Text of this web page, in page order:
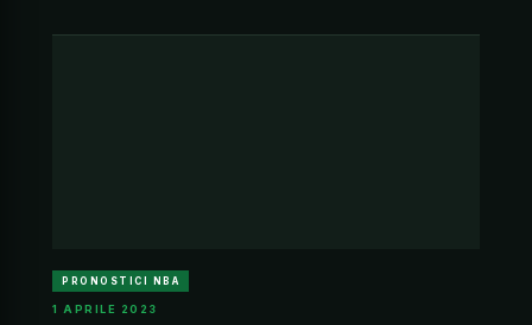
PRONOSTICI NBA
1 APRILE 2023